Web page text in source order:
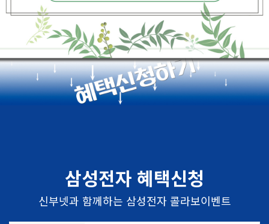
삼성전자 혜택신청
신부넷과 함께하는 삼성전자 콜라보이벤트